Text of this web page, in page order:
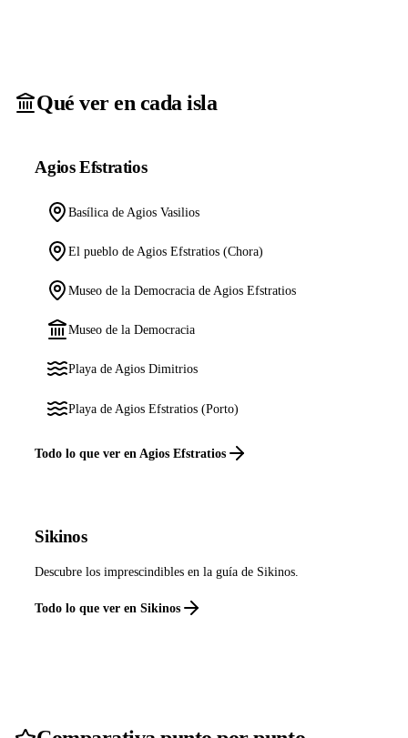
Qué ver en cada isla
Agios Efstratios
Basílica de Agios Vasilios
El pueblo de Agios Efstratios (Chora)
Museo de la Democracia de Agios Efstratios
Museo de la Democracia
Playa de Agios Dimitrios
Playa de Agios Efstratios (Porto)
Todo lo que ver en Agios Efstratios
Sikinos
Descubre los imprescindibles en la guía de Sikinos.
Todo lo que ver en Sikinos